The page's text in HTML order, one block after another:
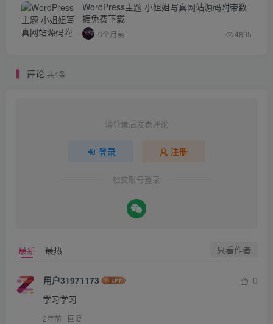
WordPress主题 小姐姐写真网站源码附带数
据免费下载
6个月前 4895
评论 共4条
请登录后发表评论
登录 注册
社交账号登录
最新 最热 只看作者
用户31971173
0
学习学习
2年前 回复